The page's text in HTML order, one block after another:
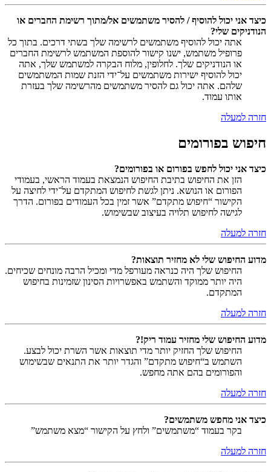
כיצד אני יכול להוסיף / להסיר משתמשים אל/מתוך רשימת החברים או
הנודניקים שלי?
אתה יכול להוסיף משתמשים לרשימה שלך בשתי דרכים. בתוך כל
פרופיל משתמש, ישנו קישור להוספת המשתמש לרשימת החברים
או הנודניקים שלך. לחלופין, מלוח הבקרה למשתמש שלך, אתה
יכול להוסיף ישירות משתמשים על־ידי הזנת שמות המשתמשים
שלהם. אתה יכול גם להסיר משתמשים מהרשימה שלך בעזרת
אותו עמוד.
חזרה למעלה
חיפוש בפורומים
כיצד אני יכול לחפש בפורום או בפורומים?
הזן את החיפוש בתיבת החיפוש הנמצאת בעמוד הראשי, בעמודי
הפורום או הנושא. ניתן לגשת לחיפוש המתקדם על־ידי לחיצה על
הקישור “חיפוש מתקדם” אשר זמין בכל העמודים בפורום. הדרך
לגישה לחיפוש תלויה בעיצוב שבשימוש.
חזרה למעלה
מדוע החיפוש שלי לא מחזיר תוצאות?
החיפוש שלך היה כנראה מעורפל מדי ומכיל הרבה מונחים שכיחים.
היה יותר ממוקד והשתמש באפשרויות הסינון שזמינות בחיפוש
המתקדם.
חזרה למעלה
מדוע החיפוש שלי מחזיר עמוד ריק!?
החיפוש שלך החזיק יותר מדי תוצאות אשר השרת יכול לבצע.
השתמש ב“חיפוש מתקדם” והגדר יותר את התנאים שבשימוש
והפורומים בהם אתה מחפש.
חזרה למעלה
כיצד אני מחפש משתמשים?
בקר בעמוד “משתמשים” ולחץ על הקישור “מצא משתמש”
חזרה למעלה